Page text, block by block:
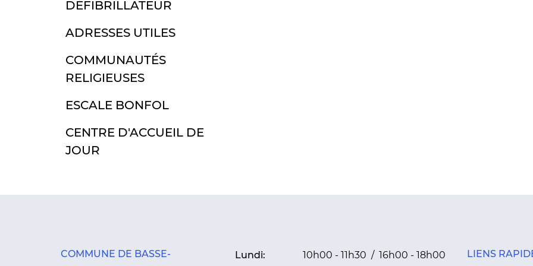
DÉFIBRILLATEUR
ADRESSES UTILES
COMMUNAUTÉS
RELIGIEUSES
ESCALE BONFOL
CENTRE D'ACCUEIL DE
JOUR
COMMUNE DE BASSE-
Lundi:
10h00 - 11h30 / 16h00 - 18h00
LIENS